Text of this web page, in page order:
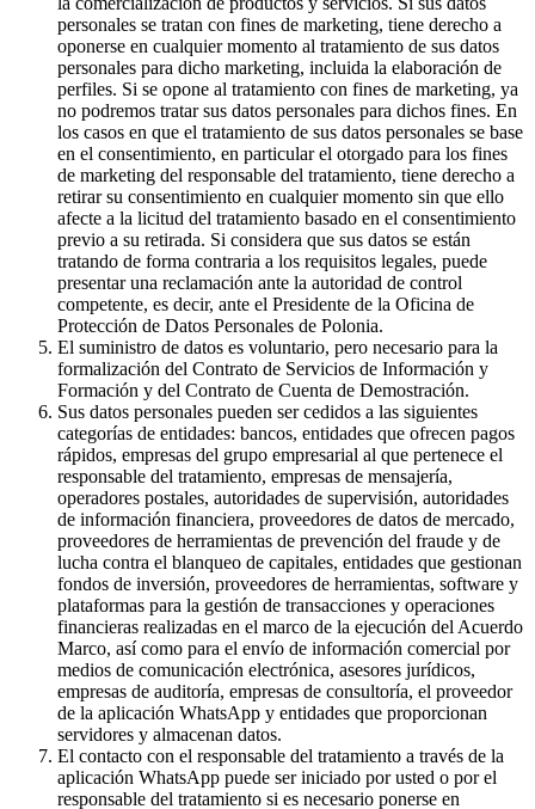
personales se tratan con fines de marketing, tiene derecho a
oponerse en cualquier momento al tratamiento de sus datos
personales para dicho marketing, incluida la elaboración de
perfiles. Si se opone al tratamiento con fines de marketing, ya
no podremos tratar sus datos personales para dichos fines. En
los casos en que el tratamiento de sus datos personales se base
en el consentimiento, en particular el otorgado para los fines
de marketing del responsable del tratamiento, tiene derecho a
retirar su consentimiento en cualquier momento sin que ello
afecte a la licitud del tratamiento basado en el consentimiento
previo a su retirada. Si considera que sus datos se están
tratando de forma contraria a los requisitos legales, puede
presentar una reclamación ante la autoridad de control
competente, es decir, ante el Presidente de la Oficina de
Protección de Datos Personales de Polonia.
El suministro de datos es voluntario, pero necesario para la
formalización del Contrato de Servicios de Información y
Formación y del Contrato de Cuenta de Demostración.
Sus datos personales pueden ser cedidos a las siguientes
categorías de entidades: bancos, entidades que ofrecen pagos
rápidos, empresas del grupo empresarial al que pertenece el
responsable del tratamiento, empresas de mensajería,
operadores postales, autoridades de supervisión, autoridades
de información financiera, proveedores de datos de mercado,
proveedores de herramientas de prevención del fraude y de
lucha contra el blanqueo de capitales, entidades que gestionan
fondos de inversión, proveedores de herramientas, software y
plataformas para la gestión de transacciones y operaciones
financieras realizadas en el marco de la ejecución del Acuerdo
Marco, así como para el envío de información comercial por
medios de comunicación electrónica, asesores jurídicos,
empresas de auditoría, empresas de consultoría, el proveedor
de la aplicación WhatsApp y entidades que proporcionan
servidores y almacenan datos.
El contacto con el responsable del tratamiento a través de la
aplicación WhatsApp puede ser iniciado por usted o por el
responsable del tratamiento si es necesario ponerse en